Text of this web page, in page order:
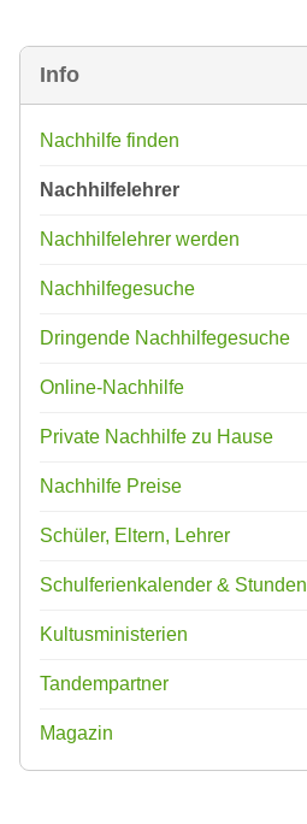
Info
Nachhilfe finden
Nachhilfelehrer
Nachhilfelehrer werden
Nachhilfegesuche
Dringende Nachhilfegesuche
Online-Nachhilfe
Private Nachhilfe zu Hause
Nachhilfe Preise
Schüler, Eltern, Lehrer
Schulferienkalender &
Kultusministerien
Tandempartner
Magazin